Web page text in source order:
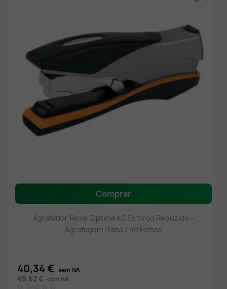
Comprar
Agrafador Rexel Optima 40 Esforço Reduzido –
Agrafagem Plana / 40 Folhas
40,34 € sem IVA
49,62 € com IVA